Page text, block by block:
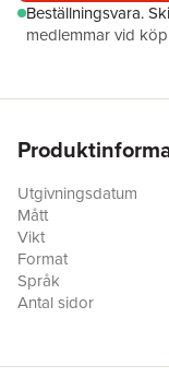
Beställningsvara.
medlemmar vid
Utgivningsdatum
Mått
Vikt
Format
Språk
Antal sidor